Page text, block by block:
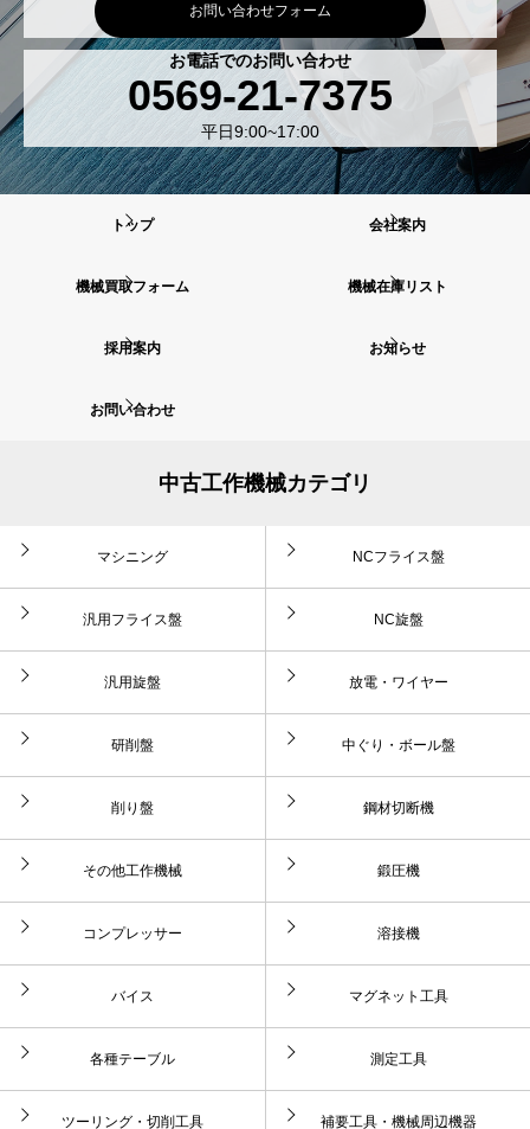
お問い合わせフォーム
お電話でのお問い合わせ
0569-21-7375
平日9:00~17:00
トップ 会社案内
機械買取フォーム 機械在庫リスト
採用案内 お知らせ
お問い合わせ
中古工作機械カテゴリ
マシニング NCフライス盤
汎用フライス盤 NC旋盤
汎用旋盤 放電・ワイヤー
研削盤 中ぐり・ボール盤
削り盤 鋼材切断機
その他工作機械 鍛圧機
コンプレッサー 溶接機
バイス マグネット工具
各種テーブル 測定工具
ツーリング・切削工具 補要工具・機械周辺機器